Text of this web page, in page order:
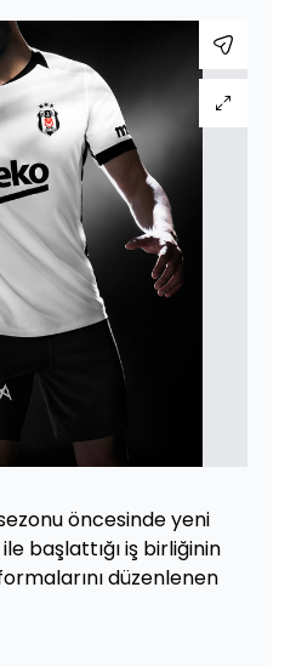
öncesinde yeni
başlattığı iş birliğinin
düzenlenen